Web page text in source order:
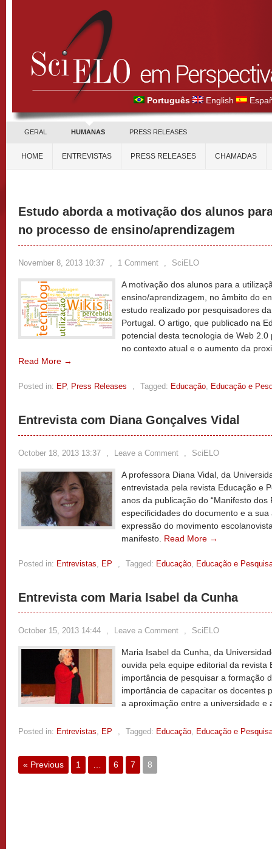
Português English
GERAL HUMANAS PRESS RELEASES
HOME ENTREVISTAS PRESS RELEASES CHAMADAS
Estudo aborda a motivação dos alunos
no processo de ensino/aprendizagem
November 8, 2013 10:37 , 1 Comment , SciELO
A motivação dos alunos para a
ensino/aprendizagem, no âmbito do
estudo realizado por pesquisadores
Portugal. O artigo, que publicado na
potencial desta tecnologia de Web
no contexto atual e o aumento da
Read More →
Posted in: EP, Press Releases , Tagged: Educação, Educação e
Entrevista com Diana Gonçalves Vidal
October 18, 2013 13:37 , Leave a Comment , SciELO
A professora Diana Vidal, da
entrevistada pela revista Educação e
anos da publicação do “Manifesto dos
especificidades do documento e a
expressão do movimento
manifesto. Read More →
Posted in: Entrevistas, EP , Tagged: Educação, Educação e
Entrevista com Maria Isabel da Cunha
October 15, 2013 14:44 , Leave a Comment , SciELO
Maria Isabel da Cunha, da
ouvida pela equipe editorial da revista
importância de pesquisar a formação
importância de capacitar os docentes
a aproximação entre a universidade e
Posted in: Entrevistas, EP , Tagged: Educação, Educação e
« Previous 1 6 7 8